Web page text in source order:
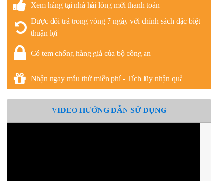
Xem hàng tại nhà hài lòng mới thanh toán
Được đổi trả trong vòng 7 ngày với chính sách đặc biệt
thuận lợi
Có tem chống hàng giả của bộ công an
Nhận ngay mẫu thử miễn phí - Tích lũy nhận quà
VIDEO HƯỚNG DẪN SỬ DỤNG